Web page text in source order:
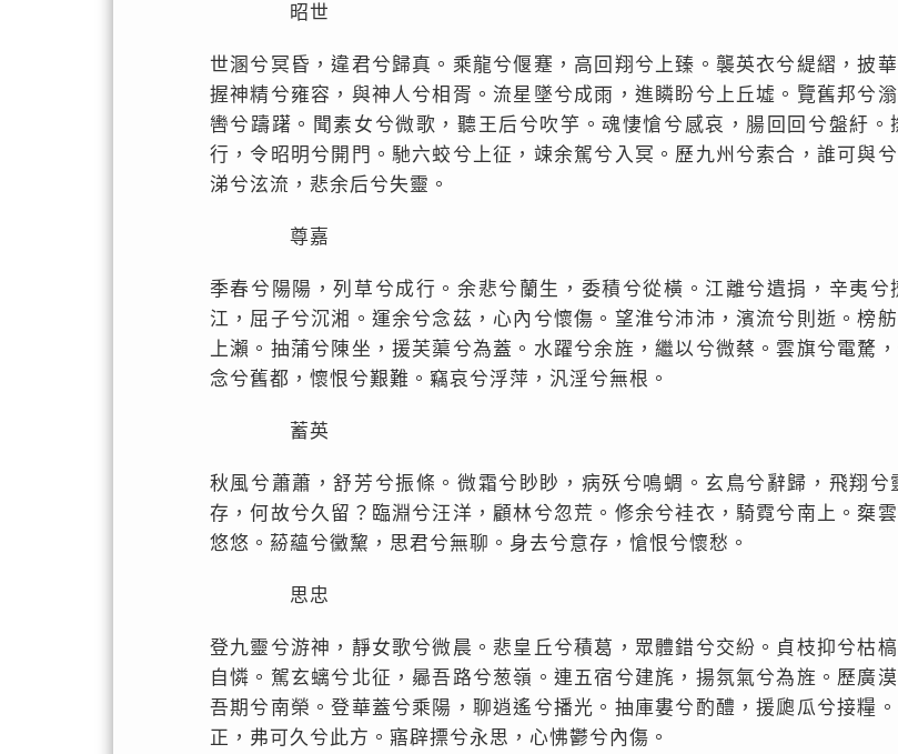
昭世
世溷兮冥昏，違君兮歸真。乘龍兮偃蹇，高回翔兮上臻。襲英衣兮緹䌌，披
握神精兮雍容，與神人兮相胥。流星墜兮成雨，進瞵盼兮上丘墟。覽舊邦兮
轡兮躊躇。聞素女兮微歌，聽王后兮吹竽。魂悽愴兮感哀，腸回回兮盤紆
行，令昭明兮開門。馳六蛟兮上征，竦余駕兮入冥。歷九州兮索合，誰可與
涕兮泫流，悲余后兮失靈。
尊嘉
季春兮陽陽，列草兮成行。余悲兮蘭生，委積兮從橫。江離兮遺捐，辛夷
江，屈子兮沉湘。運余兮念茲，心內兮懷傷。望淮兮沛沛，濱流兮則逝。榜
上瀨。抽蒲兮陳坐，援芙蕖兮為蓋。水躍兮余旌，繼以兮微蔡。雲旗兮電騖
念兮舊都，懷恨兮艱難。竊哀兮浮萍，汎淫兮無根。
蓄英
秋風兮蕭蕭，舒芳兮振條。微霜兮眇眇，病殀兮鳴蜩。玄鳥兮辭歸，飛翔
存，何故兮久留？臨淵兮汪洋，顧林兮忽荒。修余兮袿衣，騎霓兮南上。椉
悠悠。蒶蘊兮黴黧，思君兮無聊。身去兮意存，愴恨兮懷愁。
思忠
登九靈兮游神，靜女歌兮微晨。悲皇丘兮積葛，眾體錯兮交紛。貞枝抑兮枯
自憐。駕玄螭兮北征，曏吾路兮葱嶺。連五宿兮建旄，揚氛氣兮為旌。歷廣
吾期兮南榮。登華蓋兮乘陽，聊逍遙兮播光。抽庫婁兮酌醴，援瓟瓜兮接糧
正，弗可久兮此方。寤辟摽兮永思，心怫鬱兮內傷。